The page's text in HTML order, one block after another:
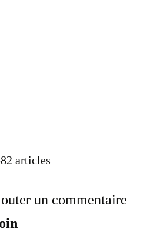
articles
un commentaire